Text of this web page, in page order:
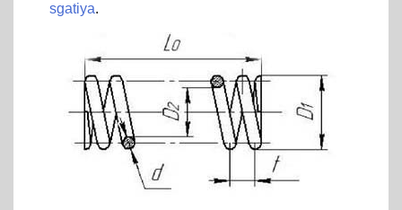
sgatiya.